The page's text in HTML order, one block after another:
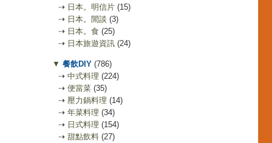
⇢ 日本。明信片 (15)
⇢ 日本。閒談 (3)
⇢ 日本。食 (25)
⇢ 日本旅遊資訊 (24)
▼ 餐飲DIY (786)
⇢ 中式料理 (224)
⇢ 便當菜 (35)
⇢ 壓力鍋料理 (14)
⇢ 年菜料理 (34)
⇢ 日式料理 (154)
⇢ 甜點飲料 (27)